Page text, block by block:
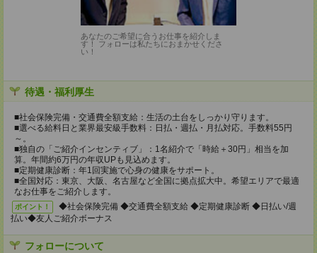
あなたのご希望に合うお仕事を紹介しま
す！ フォローは私たちにおまかせくださ
い！
待遇・福利厚生
■社会保険完備・交通費全額支給：生活の土台をしっかり守ります。
■選べる給料日と業界最安級手数料：日払・週払・月払対応。手数料55円
～。
■独自の「ご紹介インセンティブ」：1名紹介で「時給＋30円」相当を加
算。年間約6万円の年収UPも見込めます。
■定期健康診断：年1回実施で心身の健康をサポート。
■全国対応：東京、大阪、名古屋など全国に拠点拡大中。希望エリアで最適
なお仕事をご紹介します。
ポイント！
◆社会保険完備 ◆交通費全額支給 ◆定期健康診断 ◆日払い/週
払い◆友人ご紹介ボーナス
フォローについて